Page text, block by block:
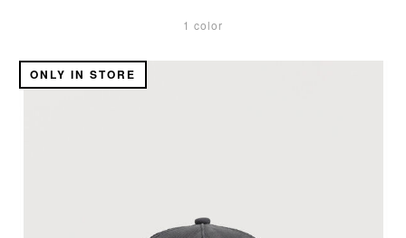
1 color
ONLY IN STORE